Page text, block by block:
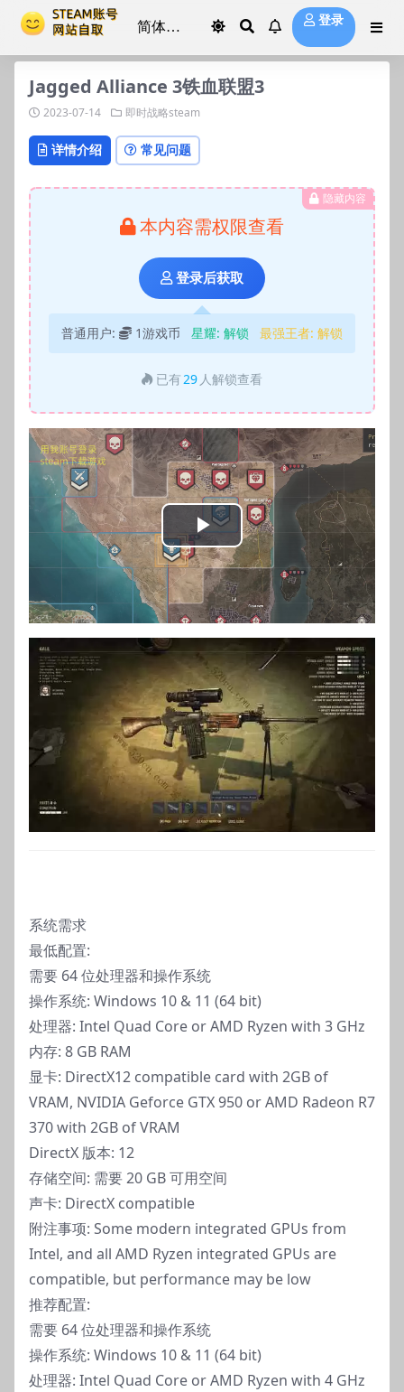
登录
Jagged Alliance 3铁血联盟3
2023-07-14 即时战略steam
详情介绍 常见问题
隐藏内容
本内容需权限查看
登录后获取
普通用户: 1游戏币 星耀: 解锁 最强王者: 解锁
已有 29 人解锁查看
Play
Video
系统需求
最低配置:
需要 64 位处理器和操作系统
操作系统: Windows 10 & 11 (64 bit)
处理器: Intel Quad Core or AMD Ryzen with 3 GHz
内存: 8 GB RAM
显卡: DirectX12 compatible card with 2GB of
VRAM, NVIDIA Geforce GTX 950 or AMD Radeon R7
370 with 2GB of VRAM
DirectX 版本: 12
存储空间: 需要 20 GB 可用空间
声卡: DirectX compatible
附注事项: Some modern integrated GPUs from
Intel, and all AMD Ryzen integrated GPUs are
compatible, but performance may be low
推荐配置:
需要 64 位处理器和操作系统
操作系统: Windows 10 & 11 (64 bit)
处理器: Intel Quad Core or AMD Ryzen with 4 GHz